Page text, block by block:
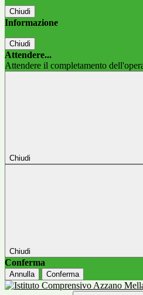
Chiudi
Informazione
Chiudi
Attendere...
Attendere il completamento
Chiudi
Chiudi
Conferma
Annulla Conferma